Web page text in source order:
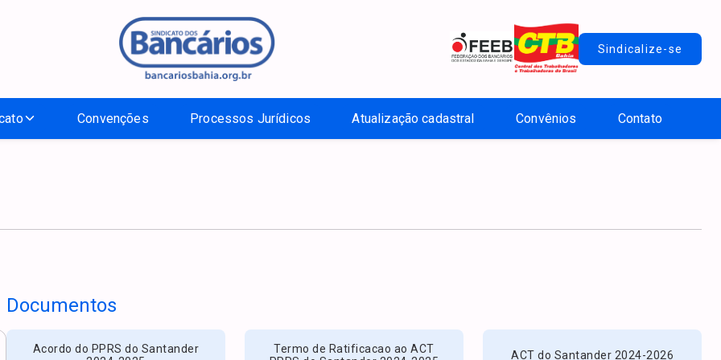
Sindicalize-se
Convenções Processos Jurídicos Atualização cadastral Convênios Contato
Documentos
Acordo do PPRS do Santander
Termo de Ratificacao ao ACT
ACT do Santander 2024-2026